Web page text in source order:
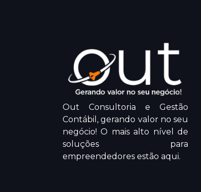
Out Consultoria e Gestão
Contábil, gerando valor no seu
negócio! O mais alto nível de
soluções para
empreendedores estão aqui.